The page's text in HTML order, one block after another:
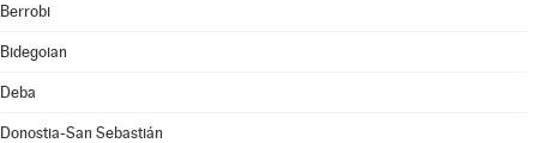
Berrobi
Bidegoian
Deba
Donostia-San Sebastián